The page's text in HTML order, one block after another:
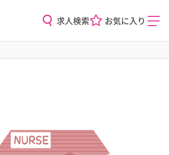
求人検索 お気に入り